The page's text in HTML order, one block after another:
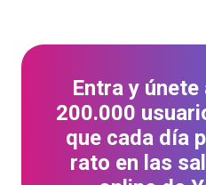
Entra y
200.000
que cada día
rato en las